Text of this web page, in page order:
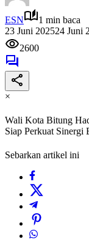
ESN
1 min baca
23 Juni 202524 Juni
2600
×
Wali Kota Bitung
Siap Perkuat Sinergi
Sebarkan artikel ini